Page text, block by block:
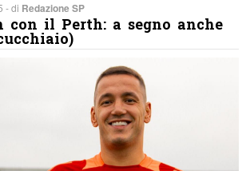
- di Redazione SP
con il Perth: a segno anche